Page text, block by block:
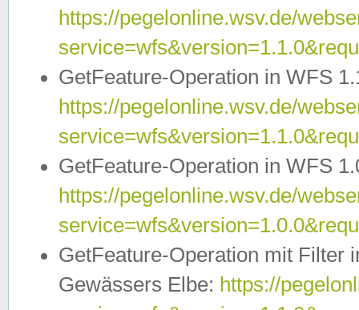
https://pegelonline.wsv.de/
GetFeature-Operation in WFS
https://pegelonline.wsv.de/
GetFeature-Operation in WFS
https://pegelonline.wsv.de/
GetFeature-Operation mit Filter
Gewässers Elbe: https://